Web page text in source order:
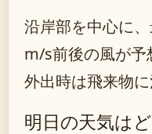
沿岸部を中心に
m/s前後の風が予
外出時は飛来物に
明日の天気は